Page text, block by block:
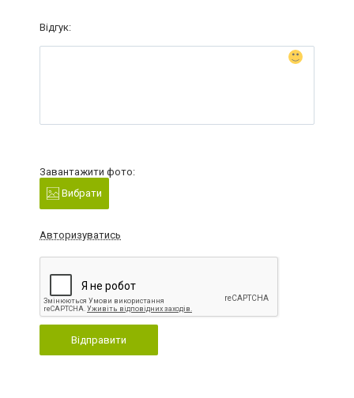
Відгук:
Завантажити фото:
Вибрати
Авторизуватись
Відправити